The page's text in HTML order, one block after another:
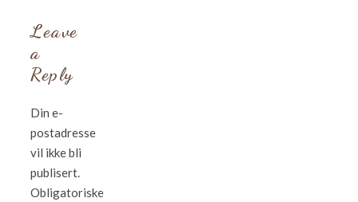
Leave
a
Reply
Din e-
postadresse
vil ikke bli
publisert.
Obligatoriske